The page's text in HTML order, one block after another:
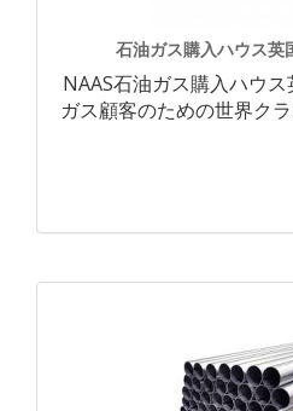
石油ガス購入ハウス
NAAS石油ガス購入ハウス
ガス顧客のための世界ク